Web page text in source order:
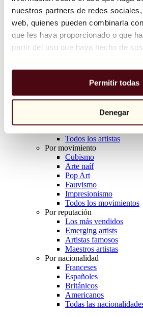
nuestros partners de redes
web, quienes pueden combinarla
que les haya proporcionado o que
partir del uso que haya hecho de
Permitir todas
Denegar
Balloon Dog (Orange)
Jeff Koons
10.000 €
Explorar
Todos los escultores
Todos los fotógrafos
Todos los artistas
Por movimiento
Cubismo
Arte naíf
Pop Art
Fauvismo
Impresionismo
Todos los movimientos
Por reputación
Los más vendidos
Emerging artists
Artistas famosos
Maestros artistas
Por nacionalidad
Franceses
Españoles
Británicos
Americanos
Todas las